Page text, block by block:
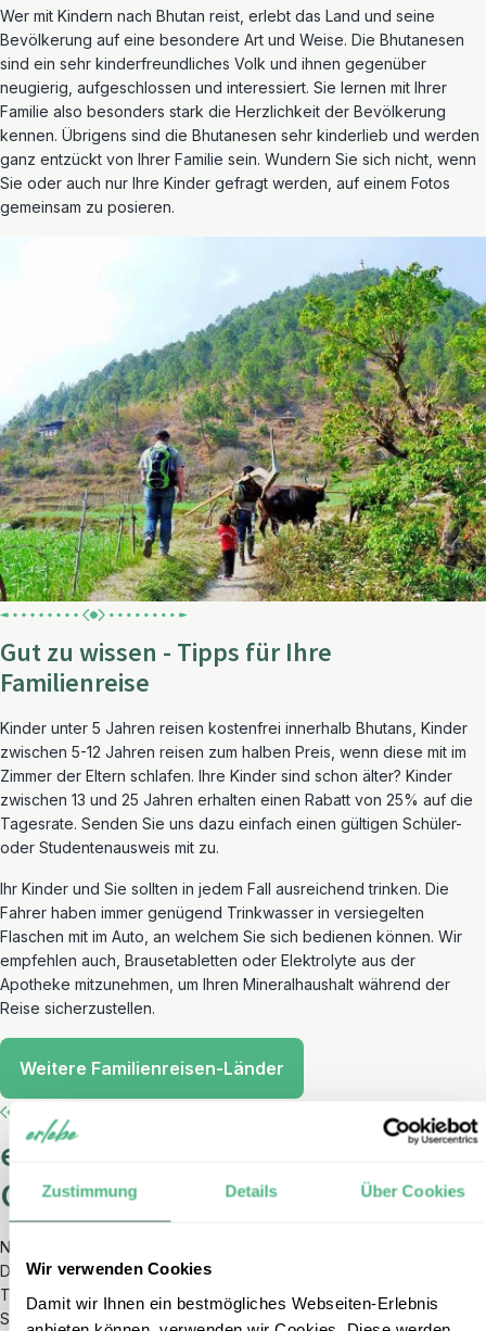
Zustimmung Details Über Cookies
Wir verwenden Cookies
Damit wir Ihnen ein bestmögliches Webseiten-Erlebnis
Wer mit Kindern nach Bhutan reist, erlebt das Land und seine
Bevölkerung auf eine besondere Art und Weise. Die Bhutanesen
sind ein sehr kinderfreundliches Volk und ihnen gegenüber
neugierig, aufgeschlossen und interessiert. Sie lernen mit Ihrer
Familie also besonders stark die Herzlichkeit der Bevölkerung
kennen. Übrigens sind die Bhutanesen sehr kinderlieb und werden
ganz entzückt von Ihrer Familie sein. Wundern Sie sich nicht, wenn
Sie oder auch nur Ihre Kinder gefragt werden, auf einem Fotos
gemeinsam zu posieren.
Gut zu wissen - Tipps für Ihre
Familienreise
Kinder unter 5 Jahren reisen kostenfrei innerhalb Bhutans, Kinder
zwischen 5-12 Jahren reisen zum halben Preis, wenn diese mit im
Zimmer der Eltern schlafen. Ihre Kinder sind schon älter? Kinder
zwischen 13 und 25 Jahren erhalten einen Rabatt von 25% auf die
Tagesrate. Senden Sie uns dazu einfach einen gültigen Schüler-
oder Studentenausweis mit zu.
Ihr Kinder und Sie sollten in jedem Fall ausreichend trinken. Die
Fahrer haben immer genügend Trinkwasser in versiegelten
Flaschen mit im Auto, an welchem Sie sich bedienen können. Wir
empfehlen auch, Brausetabletten oder Elektrolyte aus der
Apotheke mitzunehmen, um Ihren Mineralhaushalt während der
Reise sicherzustellen.
Weitere Familienreisen-Länder
erlebe Familienreisen:
Gemeinsam die Welt entdecken!
Neben Bhutan bieten wir noch viele andere familienfreundliche
Destinationen an – diese finden Sie unter erlebe-familienreisen. Das
Team von erlebe-familienreisen besteht aus reisebegeisterten
Spezialisten, die größtenteils selbst Eltern sind und die Bedürfnisse